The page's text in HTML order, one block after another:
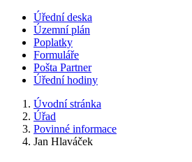
Úřední deska
Územní plán
Poplatky
Formuláře
Pošta Partner
Úřední hodiny
Úvodní stránka
Úřad
Povinné informace
Jan Hlaváček